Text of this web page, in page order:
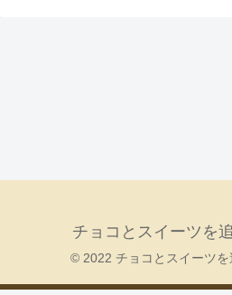
チョコとスイーツを
© 2022 チョコとスイーツを